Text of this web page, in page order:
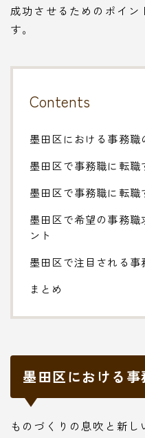
成功させるためのポイン
す。
Contents
墨田区における事務職
墨田区で事務職に転職
墨田区で事務職に転
墨田区で希望の事務職
ント
墨田区で注目される事
まとめ
墨田区における
ものづくりの息吹と新